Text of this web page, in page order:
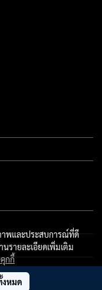
าพและประสบการณ์ที่ดี
รายละเอียดเพิ่มเติม
กกี้
งหมด